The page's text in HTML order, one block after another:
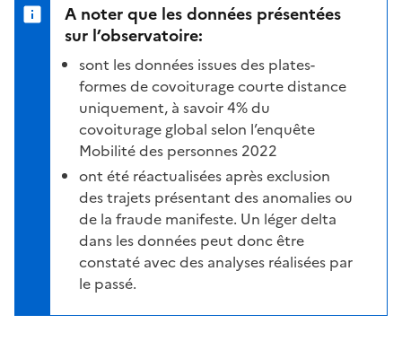
A noter que les données présentées
sur l’observatoire:
sont les données issues des plates-
formes de covoiturage courte distance
uniquement, à savoir 4% du
covoiturage global selon l’enquête
Mobilité des personnes 2022
ont été réactualisées après exclusion
des trajets présentant des anomalies ou
de la fraude manifeste. Un léger delta
dans les données peut donc être
constaté avec des analyses réalisées par
le passé.